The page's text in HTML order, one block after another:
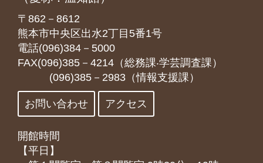
〒862－8612
熊本市中央区出水2丁目5番1号
電話(096)384－5000
FAX(096)385－4214（総務課‧学芸調査課）
(096)385－2983（情報支援課）
お問い合わせ アクセス
開館時間
【平日】